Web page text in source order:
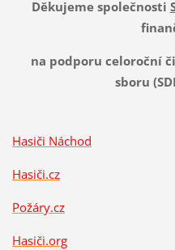
Děkujeme společnosti
na podporu celoroční
sboru
Hasiči Náchod
Hasiči.cz
Požáry.cz
Hasiči.org